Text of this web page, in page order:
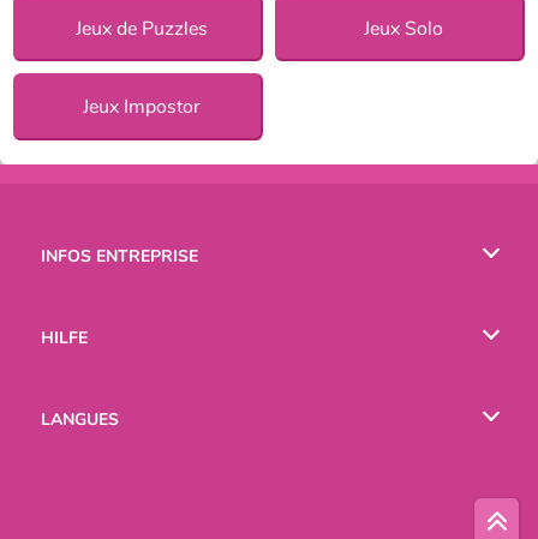
Jeux de Puzzles Jeux Solo
Jeux Impostor
INFOS ENTREPRISE
HILFE
LANGUES